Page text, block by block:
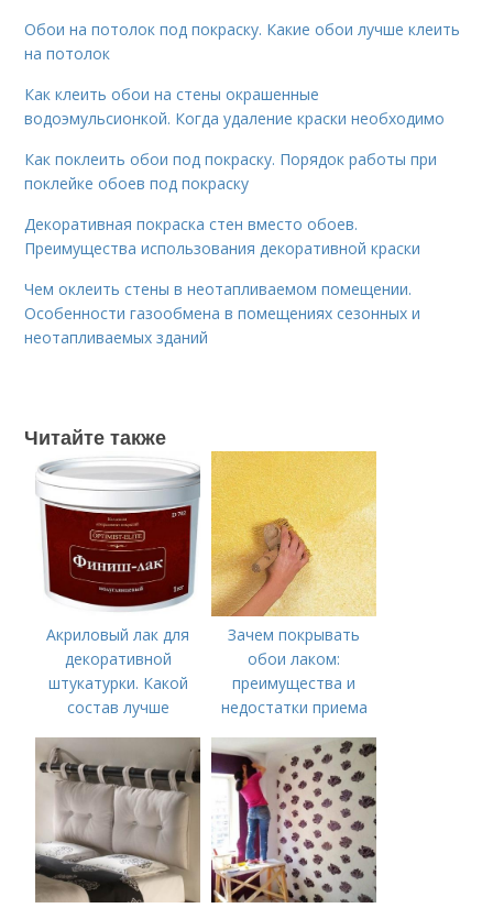
Обои на потолок под покраску. Какие обои лучше клеить
на потолок
Как клеить обои на стены окрашенные
водоэмульсионкой. Когда удаление краски необходимо
Как поклеить обои под покраску. Порядок работы при
поклейке обоев под покраску
Декоративная покраска стен вместо обоев.
Преимущества использования декоративной краски
Чем оклеить стены в неотапливаемом помещении.
Особенности газообмена в помещениях сезонных и
неотапливаемых зданий
Читайте также
Акриловый лак для
декоративной
штукатурки. Какой
состав лучше
Зачем покрывать
обои лаком:
преимущества и
недостатки приема